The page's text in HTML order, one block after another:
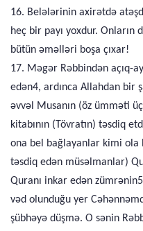
16. Belələrinin axirətdə
heç bir payı yoxdur.
bütün əməlləri boşa çıxar!
17. Məgər Rəbbindən açıq-
edən4, ardınca Allahdan bir
əvvəl Musanın (öz ümməti
kitabının (Tövratın) təsdiq
ona bel bağlayanlar kimi
təsdiq edən müsəlmanlar)
Quranı inkar edən
vəd olunduğu yer
şübhəyə düşmə. O sənin